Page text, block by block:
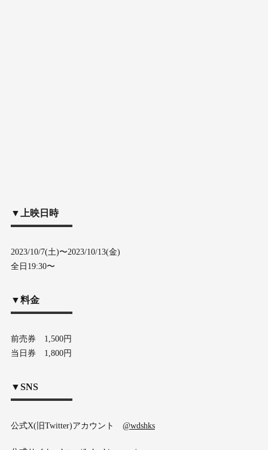
▼上映日時
2023/10/7(土)〜2023/10/13(金)
全日19:30〜
▼料金
前売券 1,500円
当日券 1,800円
▼SNS
公式X(旧Twitter)アカウント @wdshks